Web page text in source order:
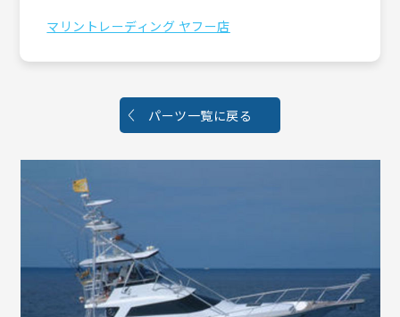
マリントレーディング ヤフー店
パーツ一覧に戻る